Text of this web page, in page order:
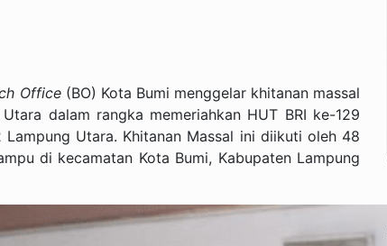
Office(BO) Kota Bumi menggelar khitanan massal
dalam rangka memeriahkan HUT BRI ke-129
Utara. Khitanan Massal ini diikuti oleh 48
di kecamatan Kota Bumi, Kabupaten Lampung